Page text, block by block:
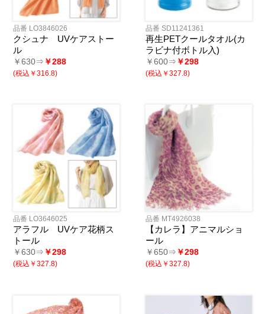
品番 LO3846026
クシュナ UVケアストー
ル
￥630⇒ ￥288
(税込￥316.8)
品番 SD11241361
再生PETクールタオル(カ
ラビナ付ボトル入)
￥600⇒ ￥298
(税込￥327.8)
品番 LO3646025
アラフル UVケア花柄ス
トール
￥630⇒ ￥298
(税込￥327.8)
品番 MT4926038
【カレラ】アニマルショ
ール
￥650⇒ ￥298
(税込￥327.8)